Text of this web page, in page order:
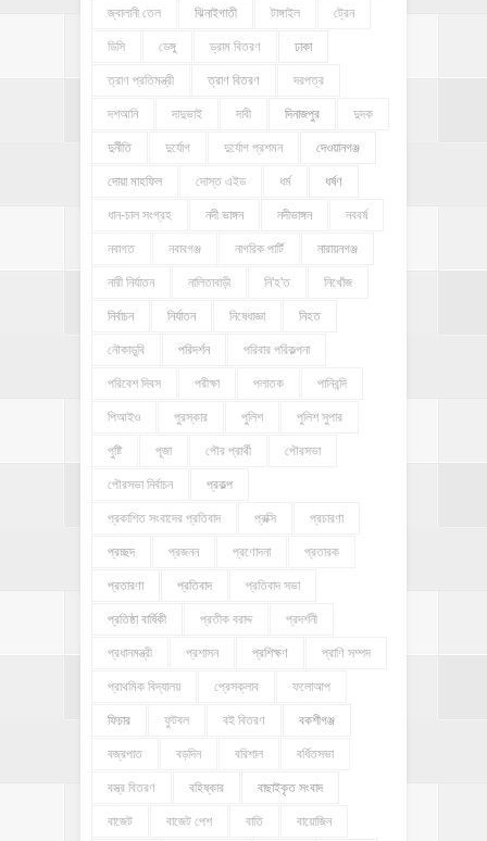
জ্বালানী তেল ঝিনাইগাতী টাঙ্গাইল ট্রেন
ডিসি ডেঙ্গু ড্রাম বিতরণ ঢাকা
ত্রাণ প্রতিমন্ত্রী ত্রাণ বিতরণ দরপত্র
দশআনি দাদুভাই দাবী দিনাজপুর দুদক
দুর্নীতি দুর্যোগ দুর্যোগ প্রশমন দেওয়ানগঞ্জ
দোয়া মাহফিল দোস্ত এইড ধর্ম ধর্ষণ
ধান-চাল সংগ্রহ নদী ভাঙ্গন নদীভাঙ্গন নববর্ষ
নবাগত নবাবগঞ্জ নাগরিক পার্টি নারায়নগঞ্জ
নারী নির্যাতন নালিতাবাড়ী নি'হ'ত নিখোঁজ
নির্বাচন নির্যাতন নিষেধাজ্ঞা নিহত
নৌকাডুবি পরিদর্শন পরিবার পরিকল্পনা
পরিবেশ দিবস পরীক্ষা পলাতক পানিবন্দি
পিআইও পুরস্কার পুলিশ পুলিশ সুপার
পুষ্টি পূজা পৌর প্রার্থী পৌরসভা
পৌরসভা নির্বাচন প্রকল্প
প্রকাশিত সংবাদের প্রতিবাদ প্রক্সি প্রচারণা
প্রচ্ছদ প্রজনন প্রণোদনা প্রতারক
প্রতারণা প্রতিবাদ প্রতিবাদ সভা
প্রতিষ্ঠা বার্ষিকী প্রতীক বরাদ্দ প্রদর্শনী
প্রধানমন্ত্রী প্রশাসন প্রশিক্ষণ প্রাণি সম্পদ
প্রাথমিক বিদ্যালয় প্রেসক্লাব ফলোআপ
ফিচার ফুটবল বই বিতরণ বকশীগঞ্জ
বজ্রপাত বড়দিন বরিশাল বর্ধিতসভা
বস্ত্র বিতরণ বহিষ্কার বাছাইকৃত সংবাদ
বাজেট বাজেট পেশ বাতি বায়োজিন